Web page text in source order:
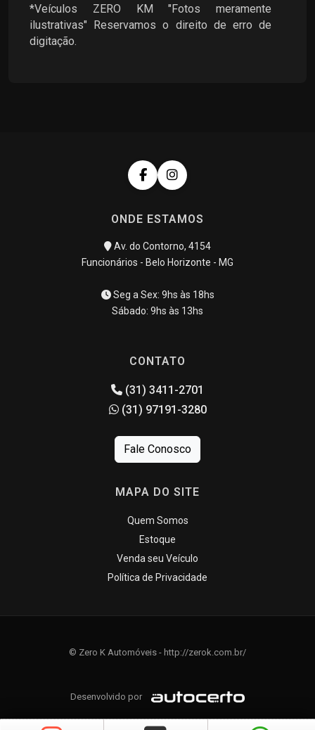
*Veículos ZERO KM "Fotos meramente
ilustrativas" Reservamos o direito de erro de
digitação.
ONDE ESTAMOS
Av. do Contorno, 4154
Funcionários - Belo Horizonte - MG
Seg a Sex: 9hs às 18hs
Sábado: 9hs às 13hs
CONTATO
(31) 3411-2701
(31) 97191-3280
Fale Conosco
MAPA DO SITE
Quem Somos
Estoque
Venda seu Veículo
Política de Privacidade
© Zero K Automóveis - http://zerok.com.br/
Desenvolvido por